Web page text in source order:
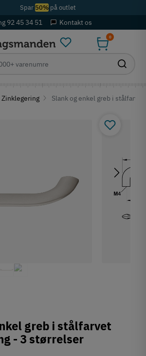
Spar 50%på outlet
92 45 34 51 Kontakt os
0
Zinklegering Slank og enkel greb i
greb i stålfarvet
- 3 størrelser